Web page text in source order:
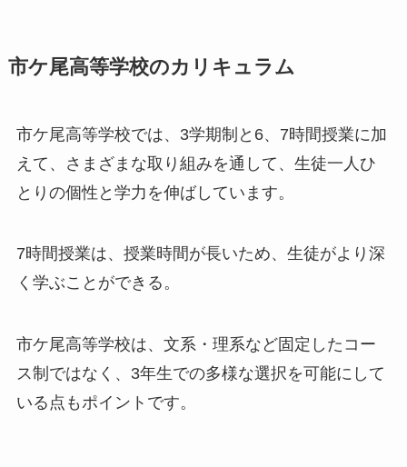
市ケ尾高等学校のカリキュラム
市ケ尾高等学校では、3学期制と6、7時間授業に加
えて、さまざまな取り組みを通して、生徒一人ひ
とりの個性と学力を伸ばしています。
7時間授業は、授業時間が長いため、生徒がより深
く学ぶことができる。
市ケ尾高等学校は、文系・理系など固定したコー
ス制ではなく、3年生での多様な選択を可能にして
いる点もポイントです。